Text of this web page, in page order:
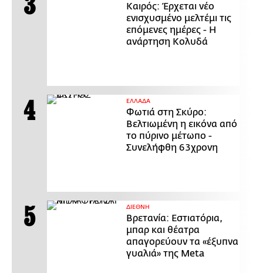
Καιρός: Έρχεται νέο
ενισχυσμένο μελτέμι τις
επόμενες ημέρες - Η
ανάρτηση Κολυδά
ΕΛΛΑΔΑ
Φωτιά στη Σκύρο:
Βελτιωμένη η εικόνα από
το πύρινο μέτωπο -
Συνελήφθη 63χρονη
ΔΙΕΘΝΗ
Βρετανία: Εστιατόρια,
μπαρ και θέατρα
απαγορεύουν τα «έξυπνα
γυαλιά» της Meta